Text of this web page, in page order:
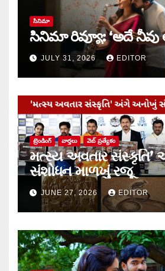
సినిమా
సినిమా రివ్యూ: ‘అదే నీవు
JULY 31, 2026 EDITOR
ట్రెండింగ్ వార్త‌లు వెబ్ ప్రత్యేకం
મત્સ્ય અવતાર
સંશોધન માળખું રજૂ
JUNE 27, 2026 EDITOR